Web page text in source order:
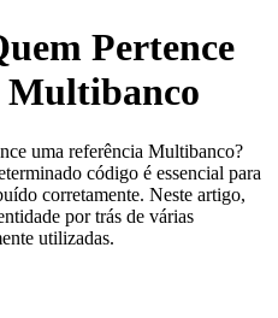
Pertence
Multibanco
uma referência Multibanco?
código é essencial para
corretamente. Neste artigo,
por trás de várias
utilizadas.